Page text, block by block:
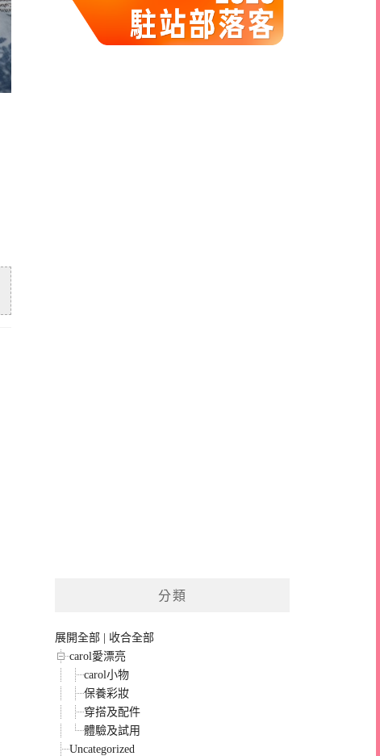
分類
展開全部 | 收合全部
carol愛漂亮
carol小物
保養彩妝
穿搭及配件
體驗及試用
Uncategorized